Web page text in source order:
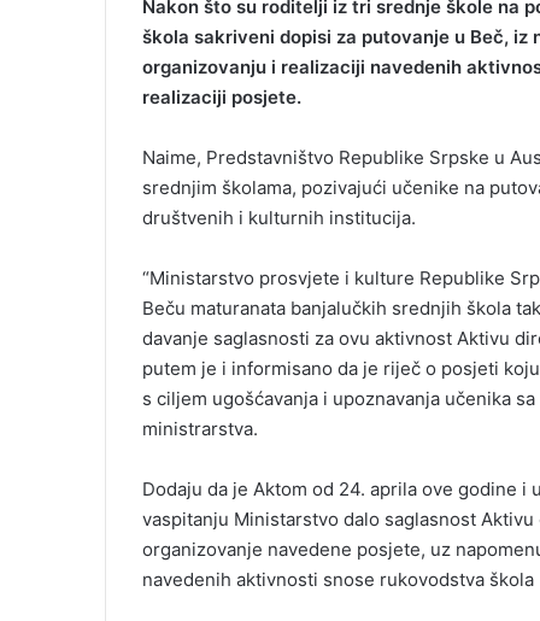
Nakon što su roditelji iz tri srednje škole na
škola sakriveni dopisi za putovanje u Beč,
organizovanju i realizaciji navedenih
realizaciji posjete.
Naime, Predstavništvo Republike Srpske u
srednjim školama, pozivajući učenike na
društvenih i kulturnih institucija.
“Ministarstvo prosvjete i kulture Republike
Beču maturanata banjalučkih srednjih škola
davanje saglasnosti za ovu aktivnost Aktivu
putem je i informisano da je riječ o posjeti
s ciljem ugošćavanja i upoznavanja učenika
ministrarstva.
Dodaju da je Aktom od 24. aprila ove godine i
vaspitanju Ministarstvo dalo saglasnost
organizovanje navedene posjete, uz
navedenih aktivnosti snose rukovodstva